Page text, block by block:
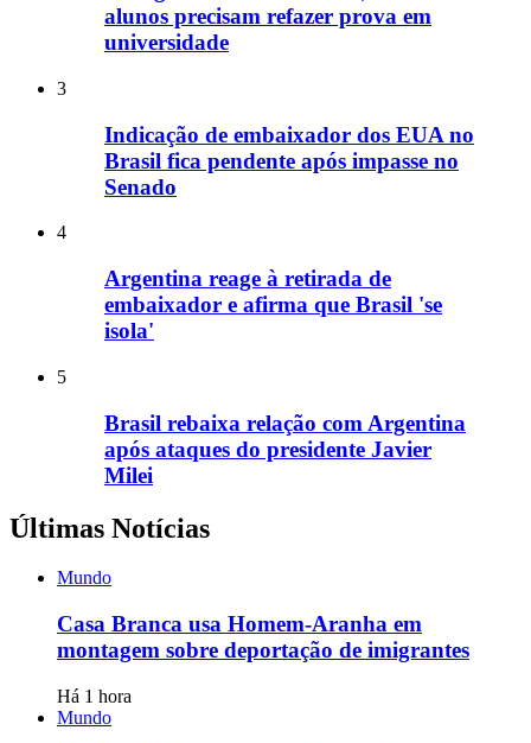
alunos precisam refazer prova em
universidade
3
Indicação de embaixador dos EUA no
Brasil fica pendente após impasse no
Senado
4
Argentina reage à retirada de
embaixador e afirma que Brasil 'se
isola'
5
Brasil rebaixa relação com Argentina
após ataques do presidente Javier
Milei
Últimas Notícias
Mundo
Casa Branca usa Homem-Aranha em
montagem sobre deportação de imigrantes
Há 1 hora
Mundo